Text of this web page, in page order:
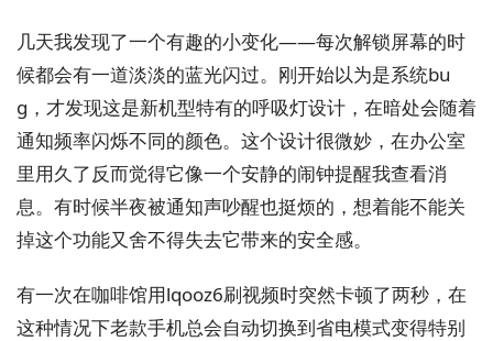
几天我发现了一个有趣的小变化——每次解锁屏幕的时
候都会有一道淡淡的蓝光闪过。刚开始以为是系统bu
g，才发现这是新机型特有的呼吸灯设计，在暗处会随着
通知频率闪烁不同的颜色。这个设计很微妙，在办公室
里用久了反而觉得它像一个安静的闹钟提醒我查看消
息。有时候半夜被通知声吵醒也挺烦的，想着能不能关
掉这个功能又舍不得失去它带来的安全感。
有一次在咖啡馆用lqooz6刷视频时突然卡顿了两秒，在
这种情况下老款手机总会自动切换到省电模式变得特别